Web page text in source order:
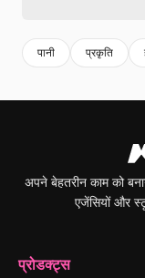
पानी प्रकृति
अपने बेहतरीन काम को
एजेंसियों और
प्रोडक्ट्स